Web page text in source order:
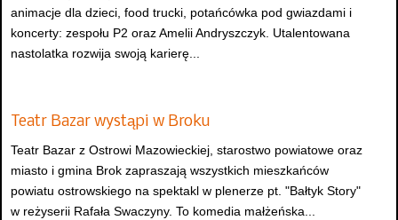
animacje dla dzieci, food trucki, potańcówka pod gwiazdami i
koncerty: zespołu P2 oraz Amelii Andryszczyk. Utalentowana
nastolatka rozwija swoją karierę...
Teatr Bazar wystąpi w Broku
Teatr Bazar z Ostrowi Mazowieckiej, starostwo powiatowe oraz
miasto i gmina Brok zapraszają wszystkich mieszkańców
powiatu ostrowskiego na spektakl w plenerze pt. "Bałtyk Story"
w reżyserii Rafała Swaczyny. To komedia małżeńska...